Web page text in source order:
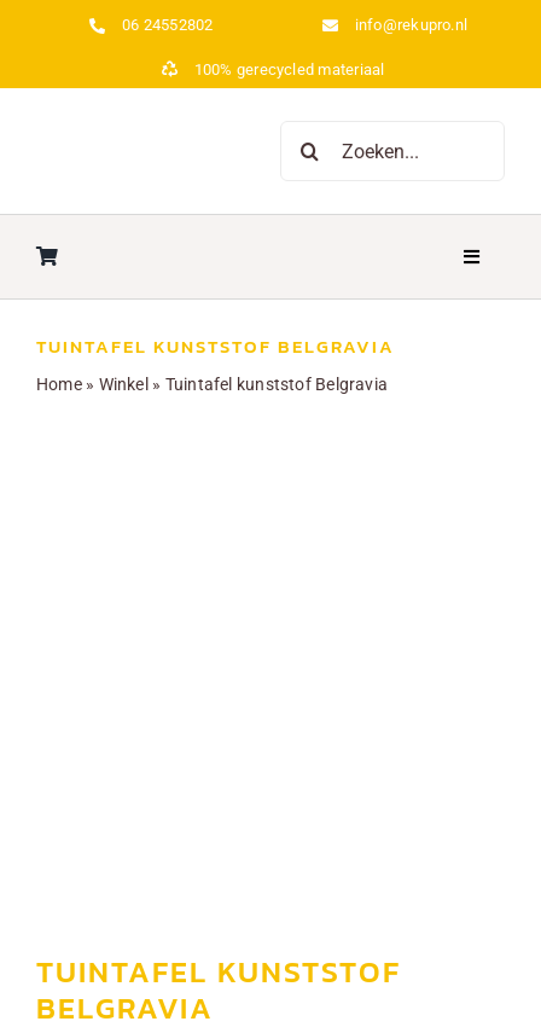
06 24552802 info@rekupro.nl
100% gerecycled materiaal
naar:
Toggle
Over ons
Contact
TUINTAFEL KUNSTSTOF BELGRAVIA
Home» Winkel » Tuintafel kunststof Belgravia
TUINTAFEL KUNSTSTOF
BELGRAVIA